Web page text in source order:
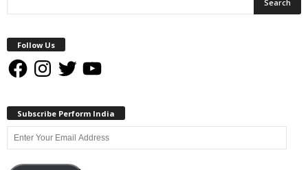
Follow Us
FacebookInstagram
Twitter YouTube
Subscribe Perform India
Enter
Your
Email